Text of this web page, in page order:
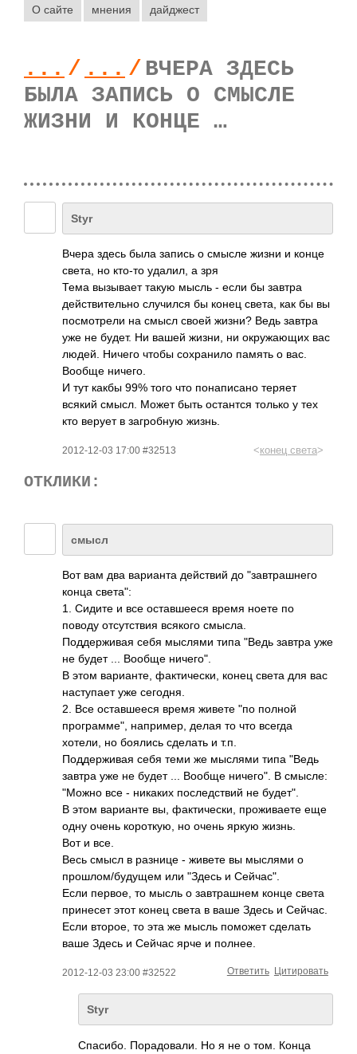
О сайте мнения дайджест
... / ... / ВЧЕРА ЗДЕСЬ
БЫЛА ЗАПИСЬ О СМЫСЛЕ
ЖИЗНИ И КОНЦЕ …
Styr
Вчера здесь была запись о смысле жизни и конце
света, но кто-то удалил, а зря
Тема вызывает такую мысль - если бы завтра
действительно случился бы конец света, как бы вы
посмотрели на смысл своей жизни? Ведь завтра
уже не будет. Ни вашей жизни, ни окружающих вас
людей. Ничего чтобы сохранило память о вас.
Вообще ничего.
И тут какбы 99% того что понаписано теряет
всякий смысл. Может быть остантся только у тех
кто верует в загробную жизнь.
2012-12-03 17:00 #32513 <конец света>
ОТКЛИКИ:
смысл
Вот вам два варианта действий до "завтрашнего
конца света":
1. Сидите и все оставшееся время ноете по
поводу отсутствия всякого смысла.
Поддерживая себя мыслями типа "Ведь завтра уже
не будет ... Вообще ничего".
В этом варианте, фактически, конец света для вас
наступает уже сегодня.
2. Все оставшееся время живете "по полной
программе", например, делая то что всегда
хотели, но боялись сделать и т.п.
Поддерживая себя теми же мыслями типа "Ведь
завтра уже не будет ... Вообще ничего". В смысле:
"Можно все - никаких последствий не будет".
В этом варианте вы, фактически, проживаете еще
одну очень короткую, но очень яркую жизнь.
Вот и все.
Весь смысл в разнице - живете вы мыслями о
прошлом/будущем или "Здесь и Сейчас".
Если первое, то мысль о завтрашнем конце света
принесет этот конец света в ваше Здесь и Сейчас.
Если второе, то эта же мысль поможет сделать
ваше Здесь и Сейчас ярче и полнее.
2012-12-03 23:00 #32522 Цитировать
Ответить
Styr
Спасибо. Порадовали. Но я не о том. Конца